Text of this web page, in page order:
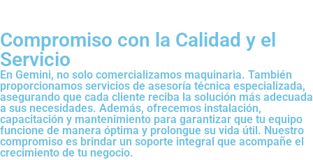
Compromiso con la Calidad y el
Servicio
En Gemini, no solo comercializamos maquinaria. También
proporcionamos servicios de asesoría técnica especializada,
asegurando que cada cliente reciba la solución más adecuada
a sus necesidades. Además, ofrecemos instalación,
capacitación y mantenimiento para garantizar que tu equipo
funcione de manera óptima y prolongue su vida útil. Nuestro
compromiso es brindar un soporte integral que acompañe el
crecimiento de tu negocio.